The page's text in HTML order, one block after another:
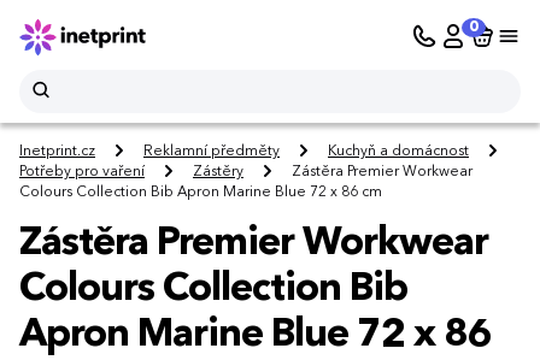
0
Inetprint.cz Reklamní předměty
Kuchyň a domácnost
Potřeby pro vaření
Zástěry
Zástěra Premier Workwear
Colours Collection Bib Apron Marine Blue 72 x 86 cm
Zástěra Premier Workwear
Colours Collection Bib
Apron Marine Blue 72 x 86